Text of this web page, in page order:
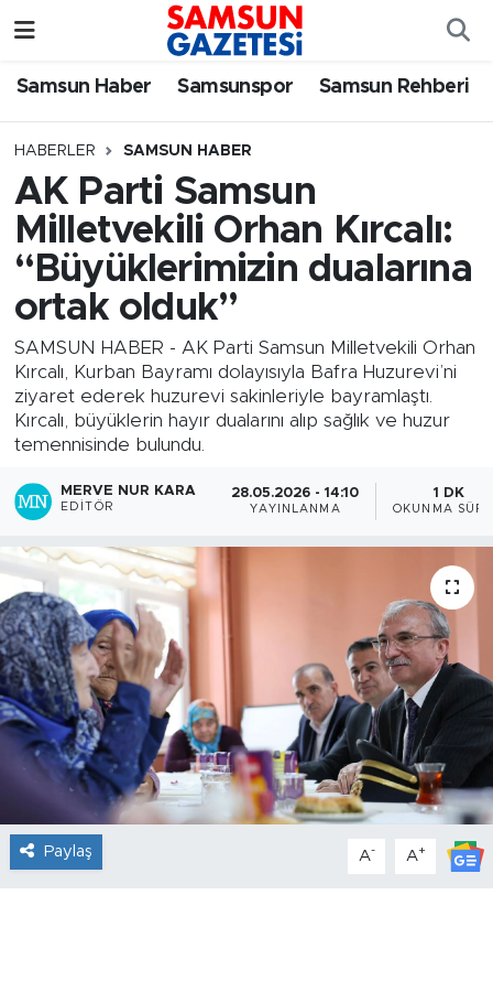
Samsun Haber Samsunspor Samsun Rehberi
HABERLER SAMSUN HABER
AK Parti Samsun
Milletvekili Orhan Kırcalı:
“Büyüklerimizin dualarına
ortak olduk”
SAMSUN HABER - AK Parti Samsun Milletvekili Orhan
Kırcalı, Kurban Bayramı dolayısıyla Bafra Huzurevi’ni
ziyaret ederek huzurevi sakinleriyle bayramlaştı.
Kırcalı, büyüklerin hayır dualarını alıp sağlık ve huzur
temennisinde bulundu.
MERVE NUR KARA
EDITÖR
28.05.2026 - 14:10
YAYINLANMA
1 DK
OKUNMA
Paylaş A- A+
Samsun Haber
Samsun Rehberi
Resmi İlanlar
Samsun Nöbetçi Eczaneler
SAMSUN Namaz Vakitleri
Samsun Trafik Yoğunluk Haritası
Süper Lig Puan Durumu ve Fikstür
Tüm Manşetler
Son Dakika Haberleri